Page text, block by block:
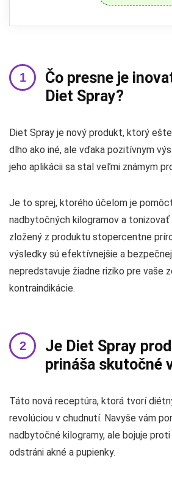
Čo presne je
Diet Spray?
Diet Spray je nový produkt, ktorý
dlho ako iné, ale vďaka pozitívnym
jeho aplikácii sa stal veľmi známym
Je to sprej, ktorého účelom je
nadbytočných kilogramov a
zložený z produktu stopercentne
výsledky sú efektívnejšie a
nepredstavuje žiadne riziko pre vaše
kontraindikácie.
Je Diet Spray
prináša skutočné
Táto nová receptúra, ktorá tvorí
revolúciou v chudnutí. Navyše vám
nadbytočné kilogramy, ale bojuje
odstráni akné a pupienky.